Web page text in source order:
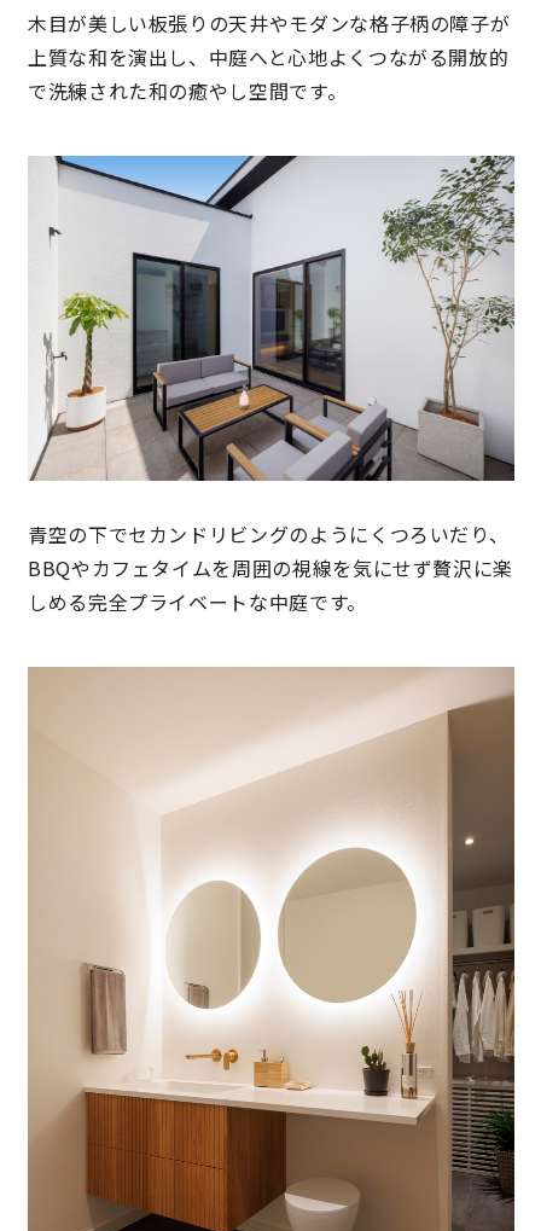
木目が美しい板張りの天井やモダンな格子柄の障子が
上質な和を演出し、中庭へと心地よくつながる開放的
で洗練された和の癒やし空間です。
青空の下でセカンドリビングのようにくつろいだり、
BBQやカフェタイムを周囲の視線を気にせず贅沢に楽
しめる完全プライベートな中庭です。